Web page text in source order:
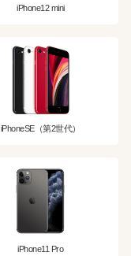
iPhone12 mini
iPhoneSE（第2世代）
iPhone11 Pro